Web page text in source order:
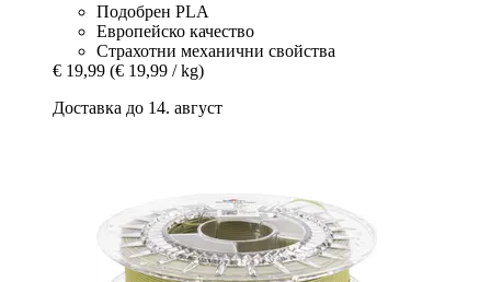
Подобрен PLA
Европейско качество
Страхотни механични свойства
€ 19,99 (€ 19,99 / kg)
Доставка до 14. август